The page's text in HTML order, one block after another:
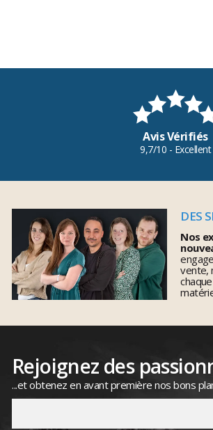
Avis Vérifiés
9,7/10 - Excellent
DES
Nos
vente,
Rejoignez des
...et obtenez en avant première nos bons